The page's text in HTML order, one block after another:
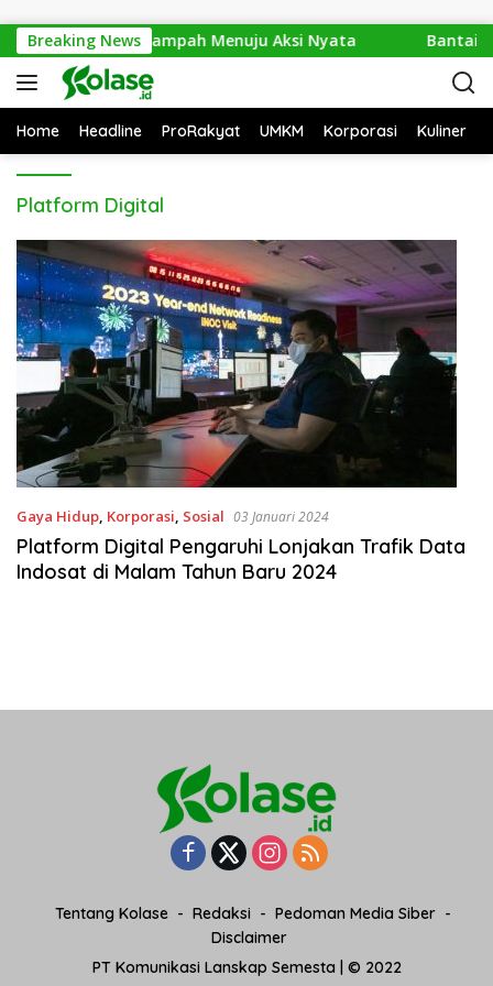
Breaking News
2026: Dari Isu Sampah Menuju Aksi Nyata Bantai
Home Headline ProRakyat UMKM Korporasi Kuliner
Platform Digital
Gaya Hidup, Korporasi, Sosial 03 Januari 2024
Platform Digital Pengaruhi Lonjakan Trafik Data
Indosat di Malam Tahun Baru 2024
Tentang Kolase Redaksi
Pedoman Media Siber
Disclaimer
PT Komunikasi Lanskap Semesta | © 2022